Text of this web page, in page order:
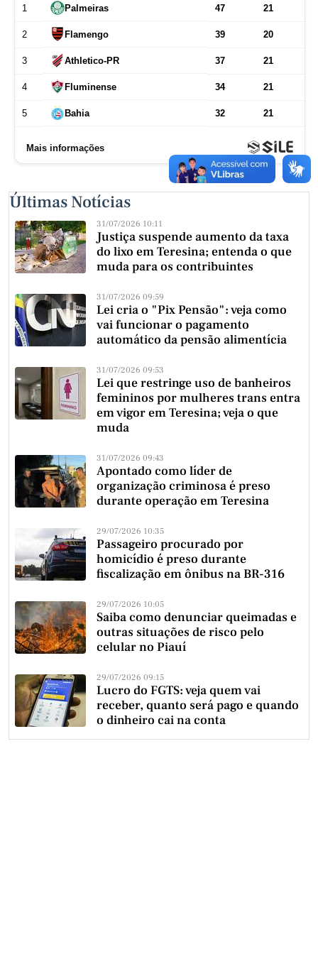
Últimas Notícias
31/07/2026 10:11
Justiça suspende aumento da taxa
do lixo em Teresina; entenda o que
muda para os contribuintes
31/07/2026 09:59
Lei cria o "Pix Pensão": veja como
vai funcionar o pagamento
automático da pensão alimentícia
31/07/2026 09:53
Lei que restringe uso de banheiros
femininos por mulheres trans entra
em vigor em Teresina; veja o que
muda
31/07/2026 09:43
Apontado como líder de
organização criminosa é preso
durante operação em Teresina
29/07/2026 10:35
Passageiro procurado por
homicídio é preso durante
fiscalização em ônibus na BR-316
29/07/2026 10:05
Saiba como denunciar queimadas e
outras situações de risco pelo
celular no Piauí
29/07/2026 09:15
Lucro do FGTS: veja quem vai
receber, quanto será pago e quando
o dinheiro cai na conta